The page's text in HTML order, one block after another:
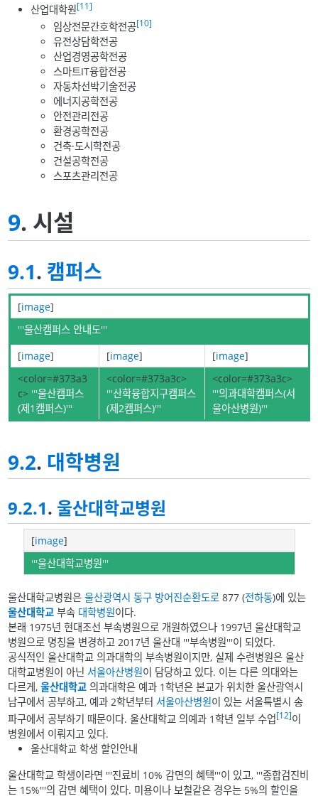
산업대학원[11]
임상전문간호학전공[10]
유전상담학전공
산업경영공학전공
스마트IT융합전공
자동차선박기술전공
에너지공학전공
안전관리전공
환경공학전공
건축·도시학전공
건설공학전공
스포츠관리전공
9. 시설
9.1. 캠퍼스
[image]
'''울산캠퍼스 안내도'''
[image] [image] [image]
<color=#373a3
c> '''울산캠퍼스
(제1캠퍼스)'''
<color=#373a3c>
'''산학융합지구캠퍼스
(제2캠퍼스)'''
<color=#373a3c>
'''의과대학캠퍼스(서
울아산병원)'''
9.2. 대학병원
9.2.1. 울산대학교병원
[image]
'''울산대학교병원'''
울산대학교병원은울산광역시 동구 방어진순환도로 877 (전하동)에 있는
울산대학교 부속 대학병원이다.
본래 1975년 현대조선 부속병원으로 개원하였으나 1997년 울산대학교
병원으로 명칭을 변경하고 2017년 울산대 '''부속병원'''이 되었다.
공식적인 울산대학교 의과대학의 부속병원이지만, 실제 수련병원은 울산
대학교병원이 아닌서울아산병원이 담당하고 있다. 이는 다른 의대와는
다르게,울산대학교 의과대학은 예과 1학년은 본교가 위치한 울산광역시
남구에서 공부하고, 예과 2학년부터서울아산병원이 있는 서울특별시 송
파구에서 공부하기 때문이다. 울산대학교 의예과 1학년 일부 수업[12]이
병원에서 이뤄지고 있다.
울산대학교 학생 할인안내
울산대학교 학생이라면 '''진료비 10% 감면의 혜택'''이 있고, '''종합검진비
는 15%'''의 감면 혜택이 있다. 미용이나 보철같은 경우는 5%의 할인을